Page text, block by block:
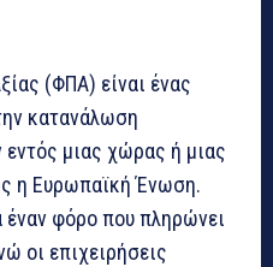
(ΦΠΑ) είναι ένας
κατανάλωση
μιας χώρας ή μιας
η Ευρωπαϊκή Ένωση.
έναν φόρο που πληρώνει
οι επιχειρήσεις